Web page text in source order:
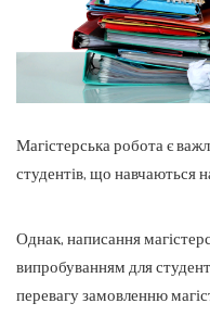
Магістерська робота є
студентів, що навчаються
Однак, написання
випробуванням для
перевагу замовленню